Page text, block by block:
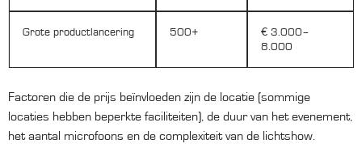
Grote productlancering 500+
€ 3.000–
8.000
Factoren die de prijs beïnvloeden zijn de locatie (sommige
locaties hebben beperkte faciliteiten), de duur van het evenement,
het aantal microfoons en de complexiteit van de lichtshow.